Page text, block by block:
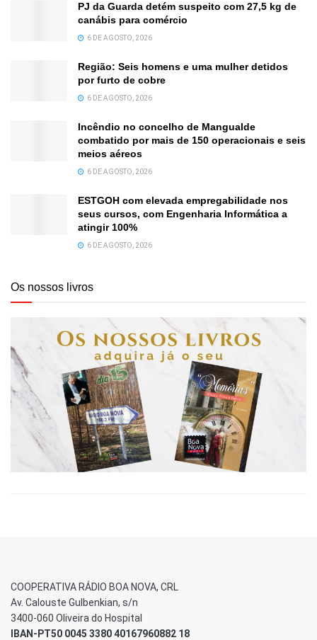
PJ da Guarda detém suspeito com 27,5 kg de
canábis para comércio
6 DE AGOSTO, 2026
Região: Seis homens e uma mulher detidos
por furto de cobre
6 DE AGOSTO, 2026
Incêndio no concelho de Mangualde
combatido por mais de 150 operacionais e seis
meios aéreos
6 DE AGOSTO, 2026
ESTGOH com elevada empregabilidade nos
seus cursos, com Engenharia Informática a
atingir 100%
6 DE AGOSTO, 2026
Os nossos livros
COOPERATIVA RÁDIO BOA NOVA, CRL
Av. Calouste Gulbenkian, s/n
3400-060 Oliveira do Hospital
IBAN-PT50 0045 3380 40167960882 18